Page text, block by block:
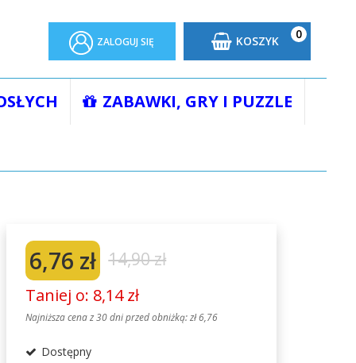
ZALOGUJ SIĘ KOSZYK 0
ZABAWKI, GRY I PUZZLE
6,76 zł 14,90 zł
Taniej o: 8,14 zł
Najniższa cena z 30 dni przed obniżką:zł 6,76
Dostępny